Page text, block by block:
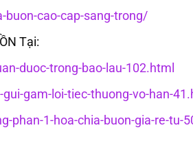
cao-cap-sang-trong/
Tại:
duoc-trong-bao-lau-102.html
gam-loi-tiec-thuong-vo-han-
1-hoa-chia-buon-gia-re-tu-